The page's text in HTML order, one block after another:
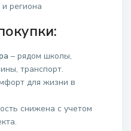
региона
– рядом школы,
транспорт.
для жизни в
снижена с учетом